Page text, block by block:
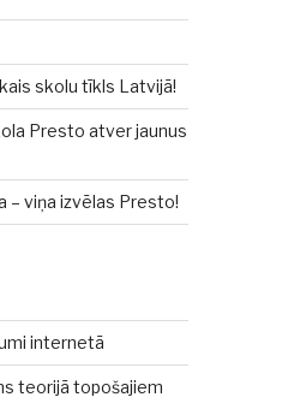
skolu tīkls Latvijā!
Presto atver jaunus
– viņa izvēlas Presto!
internetā
teorijā topošajiem